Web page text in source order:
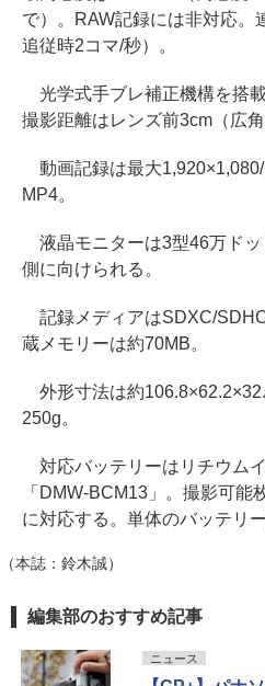
で）。RAW記録には非対応。
追従時2コマ/秒）。
光学式手ブレ補正機構を搭
撮影距離はレンズ前3cm（広角
動画記録は最大
MP4。
液晶モニターは3型46万ド
側に向けられる。
記録メディアはSDXC/
蔵メモリーは約70MB。
外形寸法は約
250g。
対応バッテリーはリチウム
「DMW-BCM13」。撮影可
に対応する。単体のバッテリ
（本誌：鈴木誠）
編集部のおすすめ記事
ニュース